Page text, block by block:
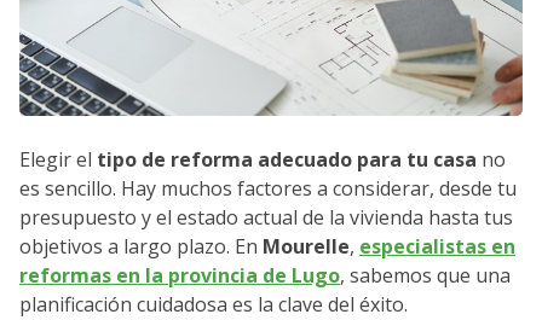
Elegir el tipo de reforma adecuado para tu casa no
es sencillo. Hay muchos factores a considerar, desde tu
presupuesto y el estado actual de la vivienda hasta tus
objetivos a largo plazo. En Mourelle, especialistas en
reformas en la provincia de Lugo, sabemos que una
planificación cuidadosa es la clave del éxito.